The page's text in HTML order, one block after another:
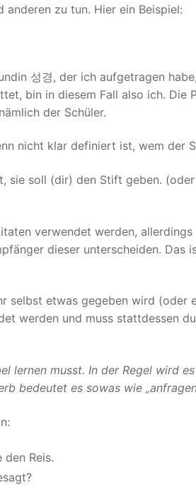
zu tun. Hier ein Beispiel:
성경, der ich aufgetragen
bin in diesem Fall also ich. Die
der Schüler.
nicht klar definiert ist, wem der
sie soll (dir) den Stift geben.
verwendet werden,
dieser unterscheiden. Das
selbst etwas gegeben wird (oder
werden und muss stattdessen
lernen musst. In der Regel wird
bedeutet es sowas wie
Reis.